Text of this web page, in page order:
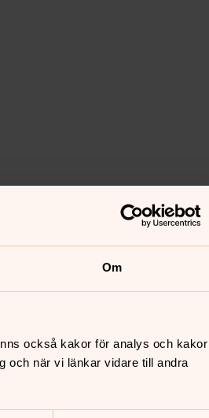
Om
också kakor för analys och kakor
och när vi länkar vidare till andra